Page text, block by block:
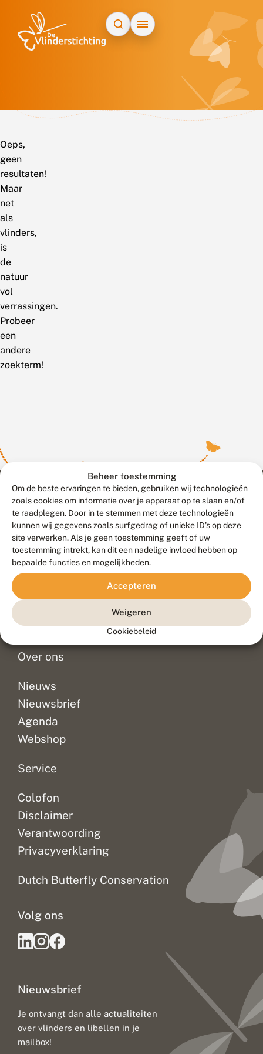
Beheer toestemming
Om de beste ervaringen te bieden, gebruiken wij technologieën
zoals cookies om informatie over je apparaat op te slaan en/of
te raadplegen. Door in te stemmen met deze technologieën
kunnen wij gegevens zoals surfgedrag of unieke ID's op deze
site verwerken. Als je geen toestemming geeft of uw
toestemming intrekt, kan dit een nadelige invloed hebben op
bepaalde functies en mogelijkheden.
Accepteren
Weigeren
Cookiebeleid
Oeps,
geen
resultaten!
Maar
net
als
vlinders,
is
de
natuur
vol
verrassingen.
Probeer
een
andere
zoekterm!
Contact
Veelgestelde vragen
Doneer
Over ons
Nieuws
Nieuwsbrief
Agenda
Webshop
Service
Colofon
Disclaimer
Verantwoording
Privacyverklaring
Dutch Butterfly Conservation
Nieuwsbrief
Je ontvangt dan alle actualiteiten
over vlinders en libellen in je
mailbox!
Volg ons
Meld waarnemingen© 2026 Vlinderstichting
Duurzaam ontwikkeld door
Go2People
, ontworpen door
Blue Field Agency
Privacy
Disclaimer
Sitemap